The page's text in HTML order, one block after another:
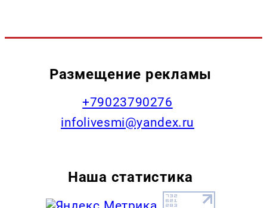
Размещение рекламы
+79023790276
infolivesmi@yandex.ru
Наша статистика